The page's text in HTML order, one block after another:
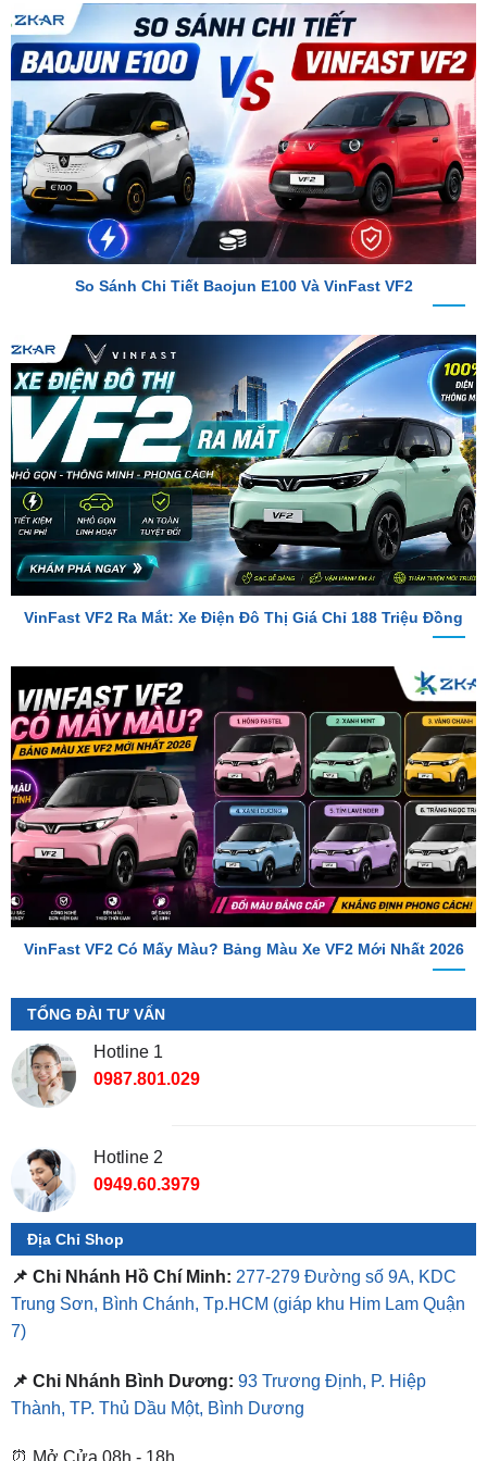
So Sánh Chi Tiết Baojun E100 Và VinFast VF2
VinFast VF2 Ra Mắt: Xe Điện Đô Thị Giá Chỉ 188 Triệu Đồng
VinFast VF2 Có Mấy Màu? Bảng Màu Xe VF2 Mới Nhất 2026
TỔNG ĐÀI TƯ VẤN
Hotline 1
0987.801.029
Địa Chỉ Shop
📌 Chi Nhánh Hồ Chí Minh: 277-279 Đường số 9A, KDC
Trung Sơn, Bình Chánh, Tp.HCM
7)
📌 Chi Nhánh Bình Dương:
⏰ Mở Cửa 08h - 18h
❤️ Dịch vụ làm xe tận nơi tại Sài Gòn, Bình Dương và các